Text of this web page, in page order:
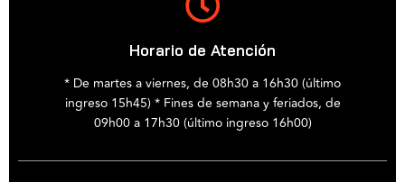
Horario de Atención
* De martes a viernes, de 08h30 a 16h30 (último
ingreso 15h45) * Fines de semana y feriados, de
09h00 a 17h30 (último ingreso 16h00)